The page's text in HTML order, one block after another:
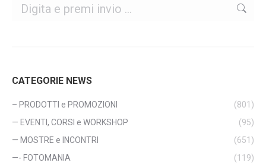
Cerca
CATEGORIE NEWS
– PRODOTTI e PROMOZIONI
(801)
— EVENTI, CORSI e WORKSHOP
(95)
— MOSTRE e INCONTRI
(651)
—- FOTOMANIA
(119)